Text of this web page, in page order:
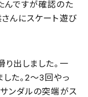
んですが確認のた
んにスケート遊び
出しました。一
た。2〜3回やっ
ンダルの突端がス